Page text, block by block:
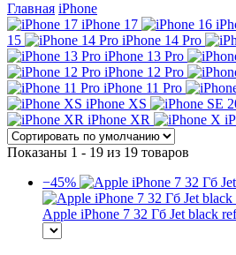
Главная iPhone
iPhone 17
15
iPhone 14 Pro
iPhone 13 Pro
iPhone 12 Pro
iPhone 11 Pro
iPhone XS
iPhone XR
Показаны 1 - 19 из 19 товаров
−45%
Apple iPhone 7 32 Гб Jet black